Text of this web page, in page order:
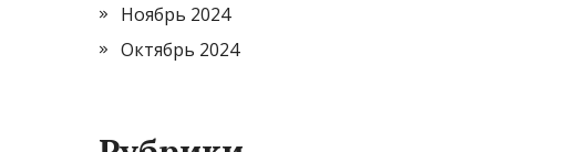
Ноябрь 2024
Октябрь 2024